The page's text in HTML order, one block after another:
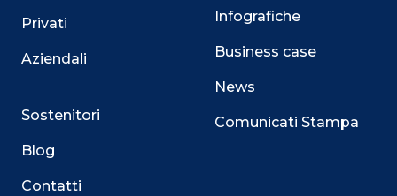
Privati
Aziendali
Sostenitori
Blog
Contatti
Infografiche
Business case
News
Comunicati Stampa